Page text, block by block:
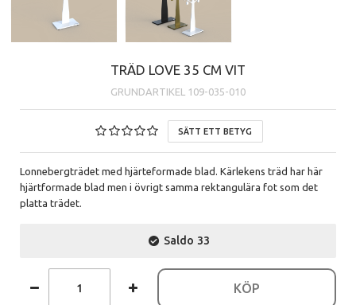
TRÄD LOVE 35 CM VIT
GRUNDARTIKEL 109-035-010
SÄTT ETT BETYG
Lonnebergträdet med hjärteformade blad. Kärlekens träd har här
hjärtformade blad men i övrigt samma rektangulära fot som det
platta trädet.
Saldo 33
KÖP